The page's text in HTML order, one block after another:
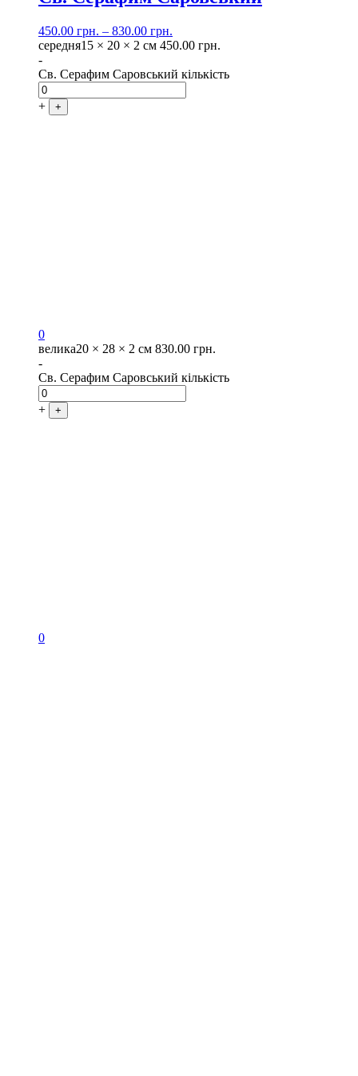
450.00 грн. – 830.00 грн.
середня15 × 20 × 2 см 450.00 грн.
-
Св. Серафим Саровський кількість
+ +
0
велика20 × 28 × 2 см 830.00 грн.
-
Св. Серафим Саровський кількість
+ +
0